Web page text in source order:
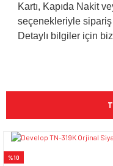
Kartı, Kapıda Nakit
seçenekleriyle
Detaylı bilgiler için
Bu
konularda yetersiz
kullanarak tarafımıza
%10